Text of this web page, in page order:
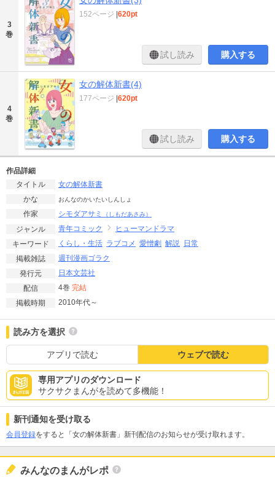
3
巻
152ページ 620pt
試し読み 購入する
4
巻
女の解体新書(4)
177ページ 620pt
試し読み 購入する
作品詳細
タイトル
女の解体新書
かな
おんなのかいたいしんしょ
作家 シモダアサミ （しもだあさみ）
ジャンル 青年コミック
ヒューマンドラマ
キーワード
くらし・生活 ラブコメ 愛憎劇 解説
日常
掲載雑誌
週刊漫画ゴラク
発行元
日本文芸社
配信
4巻 完結
掲載時期
2010年代～
読み方を選択
アプリで読む ウェブで読む
専用アプリのダウンロード
サクサクまんがを読めて多機能！
新刊通知を受け取る
会員登録をすると「女の解体新書」新刊配信のお知らせが受け取れます。
みんなのまんがレポ